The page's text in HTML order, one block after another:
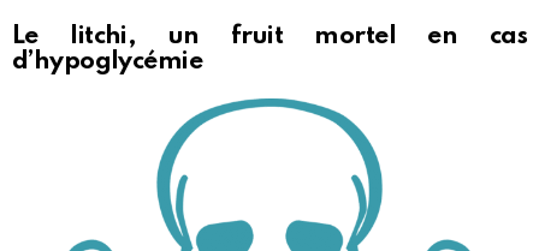
Le litchi, un fruit mortel en cas
d’hypoglycémie